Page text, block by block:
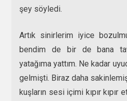
şey söyledi.
Artık sinirlerim iyice
bendim de bir de bana
yatağıma yattım. Ne kadar
gelmişti. Biraz daha
kuşların sesi içimi kıpır